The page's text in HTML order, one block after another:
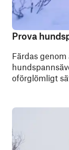
Prova
Färdas
oförglömligt